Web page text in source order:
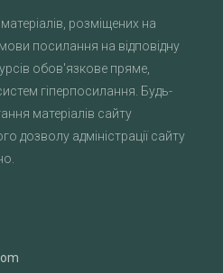
розміщених на
посилання на відповідну
обов'язкове пряме,
гіперпосилання. Будь-
матеріалів сайту
дозволу адміністрації сайту